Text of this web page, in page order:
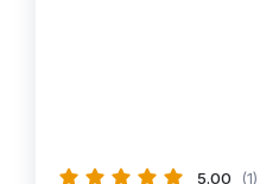
5.00 (1)